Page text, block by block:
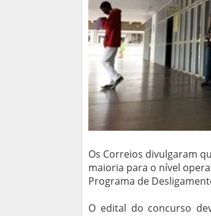
Os Correios divulgaram
maioria para o nível
Programa de
O edital do concurso